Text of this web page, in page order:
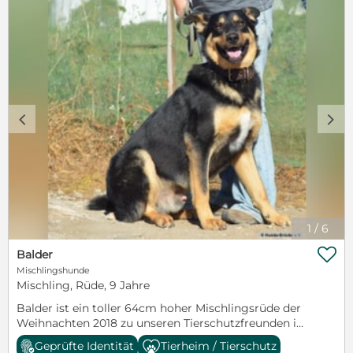
zurückzieht.Harvey sucht ein ruhiges,geduldiges und
liebevolles zu Hause ,in dem er all das in Ruhe
kennenlernen kann ,was für andere Hunde
selbstverständlich ist.infos unter:www.hunde-
bruecke.deAufenthaltsort: Spanien
1 / 6
c d
Balder
Mischlingshunde
Mischling, Rüde, 9 Jahre
Balder ist ein toller 64cm hoher Mischlingsrüde der
Weihnachten 2018 zu unseren Tierschutzfreunden in
die Auffangstation kam. Er muss ausgesetzt worden

Geprüfte Identität Tierheim / Tierschutz